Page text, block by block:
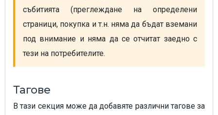
събитията (преглеждане на определени
страници, покупка и т.н. няма да бъдат вземани
под внимание и няма да се отчитат заедно с
тези на потребителите.
Тагове
В тази секция може да добавяте различни тагове за